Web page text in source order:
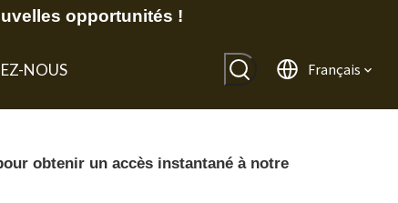
opportunités !
NOUS Français
obtenir un accès instantané à notre